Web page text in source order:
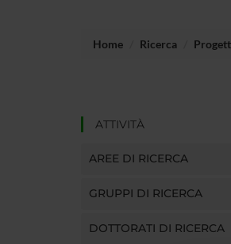
Home Ricerca
ATTIVITÀ
AREE DI RICERCA
GRUPPI DI RICERCA
DOTTORATI DI RICERCA